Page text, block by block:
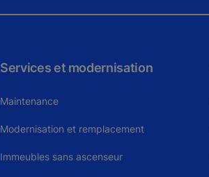
Services et modernisation
Maintenance
Modernisation et remplacement
Immeubles sans ascenseur